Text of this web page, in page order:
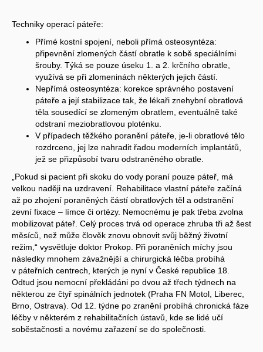
Techniky operací páteře:
Přímé kostní spojení, neboli přímá osteosyntéza:
připevnění zlomených částí obratle k sobě speciálními
šrouby. Týká se pouze úseku 1. a 2. krčního obratle,
využívá se při zlomeninách některých jejich částí.
Nepřímá osteosyntéza: korekce správného postavení
páteře a její stabilizace tak, že lékaři znehybní obratlová
těla sousedící se zlomeným obratlem, eventuálně také
odstraní meziobratlovou ploténku.
V případech těžkého poranění páteře, je-li obratlové tělo
rozdrceno, jej lze nahradit řadou moderních implantátů,
jež se přizpůsobí tvaru odstraněného obratle.
„Pokud si pacient při skoku do vody poraní pouze páteř, má
velkou naději na uzdravení. Rehabilitace vlastní páteře začíná
až po zhojení poraněných částí obratlových těl a odstranění
zevní fixace – límce či ortézy. Nemocnému je pak třeba zvolna
mobilizovat páteř. Celý proces trvá od operace zhruba tři až šest
měsíců, než může člověk znovu obnovit svůj běžný životní
režim,“ vysvětluje doktor Prokop. Při poraněních míchy jsou
následky mnohem závažnější a chirurgická léčba probíhá
v páteřních centrech, kterých je nyní v České republice 18.
Odtud jsou nemocní překládáni po dvou až třech týdnech na
některou ze čtyř spinálních jednotek (Praha FN Motol, Liberec,
Brno, Ostrava). Od 12. týdne po zranění probíhá chronická fáze
léčby v některém z rehabilitačních ústavů, kde se lidé učí
soběstačnosti a novému zařazení se do společnosti.